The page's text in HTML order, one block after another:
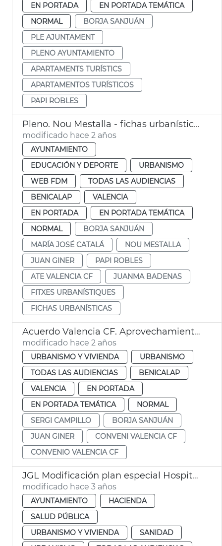
EN PORTADA
EN PORTADA TEMÁTICA
NORMAL
BORJA SANJUÁN
PLE AJUNTAMENT
PLENO AYUNTAMIENTO
APARTAMENTS TURÍSTICS
APARTAMENTOS TURÍSTICOS
PAPI ROBLES
Pleno. Nou Mestalla - fichas urbanísticas
modificado hace 2 años
AYUNTAMIENTO
EDUCACIÓN Y DEPORTE
URBANISMO
WEB FDM
TODAS LAS AUDIENCIAS
BENICALAP
VALENCIA
EN PORTADA
EN PORTADA TEMÁTICA
NORMAL
BORJA SANJUÁN
MARÍA JOSÉ CATALÁ
NOU MESTALLA
JUAN GINER
PAPI ROBLES
ATE VALENCIA CF
JUANMA BADENAS
FITXES URBANÍSTIQUES
FICHAS URBANÍSTICAS
Acuerdo Valencia CF. Aprovechamiento urbanístico
modificado hace 2 años
URBANISMO Y VIVIENDA
URBANISMO
TODAS LAS AUDIENCIAS
BENICALAP
VALENCIA
EN PORTADA
EN PORTADA TEMÁTICA
NORMAL
SERGI CAMPILLO
BORJA SANJUÁN
JUAN GINER
CONVENI VALENCIA CF
CONVENIO VALENCIA CF
JGL Modificación plan especial Hospital la Fe
modificado hace 3 años
AYUNTAMIENTO
HACIENDA
SALUD PÚBLICA
URBANISMO Y VIVIENDA
SANIDAD